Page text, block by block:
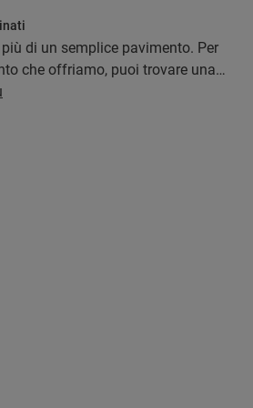
più di un semplice pavimento. Per
che offriamo, puoi trovare una
di accessori, tra cui